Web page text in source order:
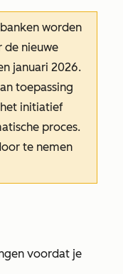
worden
de nieuwe
januari 2026.
toepassing
initiatief
proces.
te nemen
voordat je